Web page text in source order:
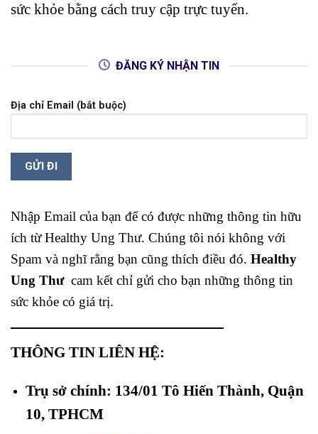
sức khỏe bằng cách truy cập trực tuyến.
ĐĂNG KÝ NHẬN TIN
Địa chỉ Email (bắt buộc)
Nhập Email của bạn để có được những thông tin hữu
ích từ Healthy Ung Thư. Chúng tôi nói không với
Spam và nghĩ rằng bạn cũng thích điều đó. Healthy
Ung Thư cam kết chỉ gửi cho bạn những thông tin
sức khỏe có giá trị.
THÔNG TIN LIÊN HỆ:
Trụ sở chính: 134/01 Tô Hiến Thành, Quận
10, TPHCM